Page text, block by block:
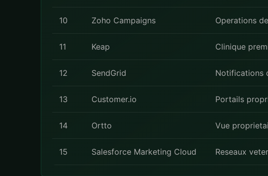
10 Zoho Campaigns Operations
11 Keap Clinique
12 SendGrid Notifications
13 Customer.io Portails
14 Ortto Vue
15 Salesforce Marketing Cloud Reseaux